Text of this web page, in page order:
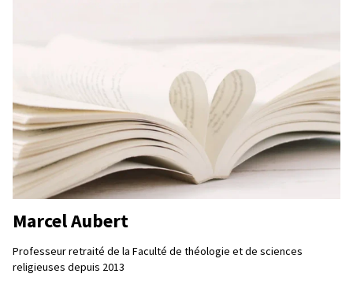
Marcel Aubert
Professeur retraité de la Faculté de théologie et de sciences
religieuses depuis 2013